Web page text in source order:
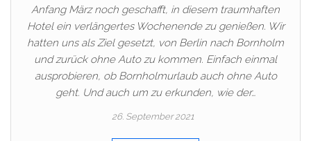
Anfang März noch geschafft, in diesem traumhaften
Hotel ein verlängertes Wochenende zu genießen. Wir
hatten uns als Ziel gesetzt, von Berlin nach Bornholm
und zurück ohne Auto zu kommen. Einfach einmal
ausprobieren, ob Bornholmurlaub auch ohne Auto
geht. Und auch um zu erkunden, wie der…
26. September 2021